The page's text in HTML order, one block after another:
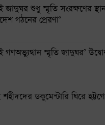
জাদুঘর শুধু স্মৃতি সংরক্ষণের
গঠনের প্রেরণা’
গণঅভ্যুত্থান স্মৃতি জাদুঘর’
ডকুমেন্টারি ঘিরে